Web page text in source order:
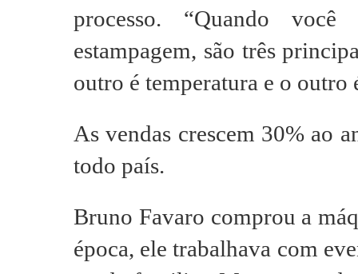
processo. “Quando
estampagem, são três
outro é temperatura e o outro
As vendas crescem 30% ao
todo país.
Bruno Favaro comprou a
época, ele trabalhava com